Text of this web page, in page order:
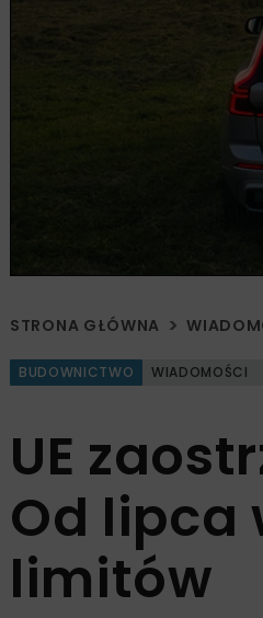
STRONA GŁÓWNA
BUDOWNICTWO WIADOMOŚCI
UE
Od lipca
limitów